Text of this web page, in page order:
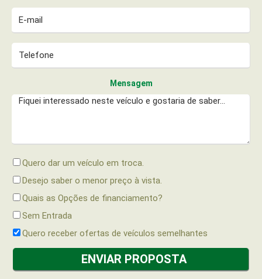
Mensagem
Quero dar um veículo em troca.
Desejo saber o menor preço à vista.
Quais as Opções de financiamento?
Sem Entrada
Quero receber ofertas de veículos semelhantes